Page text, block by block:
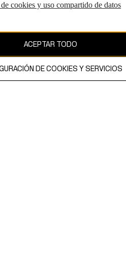
está protegido por copyright y es
cookies y uso compartido de datos
ACEPTAR TODO
DE COOKIES Y SERVICIOS